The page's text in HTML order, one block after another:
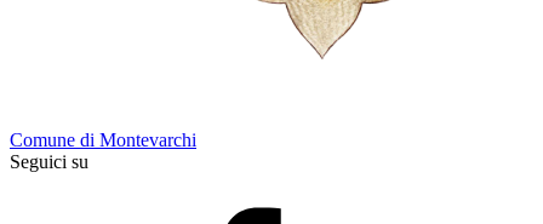
Comune di Montevarchi
Seguici su